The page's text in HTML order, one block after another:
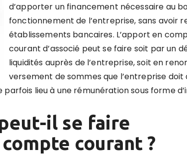
d’apporter un financement nécessaire au
fonctionnement de l’entreprise, sans avoir
établissements bancaires. L’apport en
courant d’associé peut se faire soit par un
liquidités auprès de l’entreprise, soit en
versement de sommes que l’entreprise doit
parfois lieu à une rémunération sous forme
il se faire
courant ?